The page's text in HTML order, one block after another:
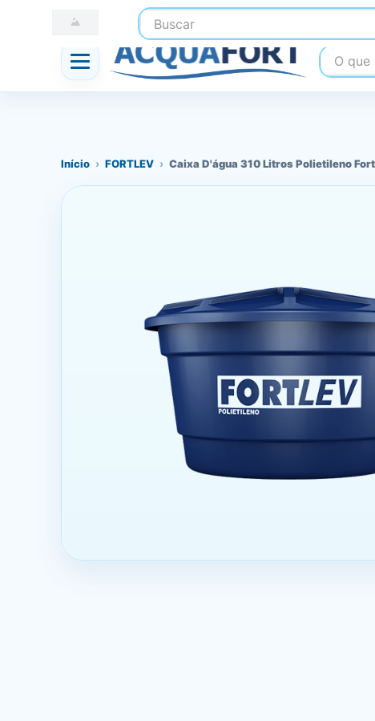
Buscar
☎ (41) 3247-1199
O que
Início › FORTLEV › Caixa D'água 310 Litros Polietileno